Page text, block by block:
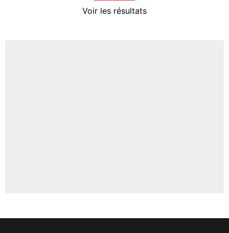
Voir les résultats